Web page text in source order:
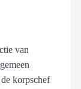
van
korpschef